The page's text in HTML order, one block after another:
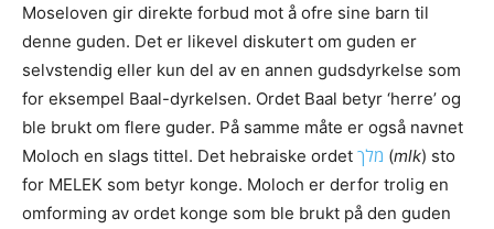
Moseloven gir direkte forbud mot å ofre sine barn til
denne guden. Det er likevel diskutert om guden er
selvstendig eller kun del av en annen gudsdyrkelse som
for eksempel Baal-dyrkelsen. Ordet Baal betyr ‘herre’ og
ble brukt om flere guder. På samme måte er også navnet
Moloch en slags tittel. Det hebraiske ordet מלך (mlk) sto
for MELEK som betyr konge. Moloch er derfor trolig en
omforming av ordet konge som ble brukt på den guden